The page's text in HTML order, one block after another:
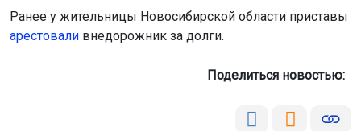
Ранее у жительницы Новосибирской области приставы
арестовали внедорожник за долги.
Поделиться новостью: